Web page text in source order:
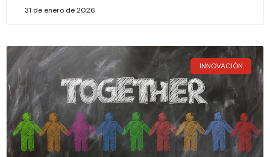
31 de enero de 2026
INNOVACIÓN